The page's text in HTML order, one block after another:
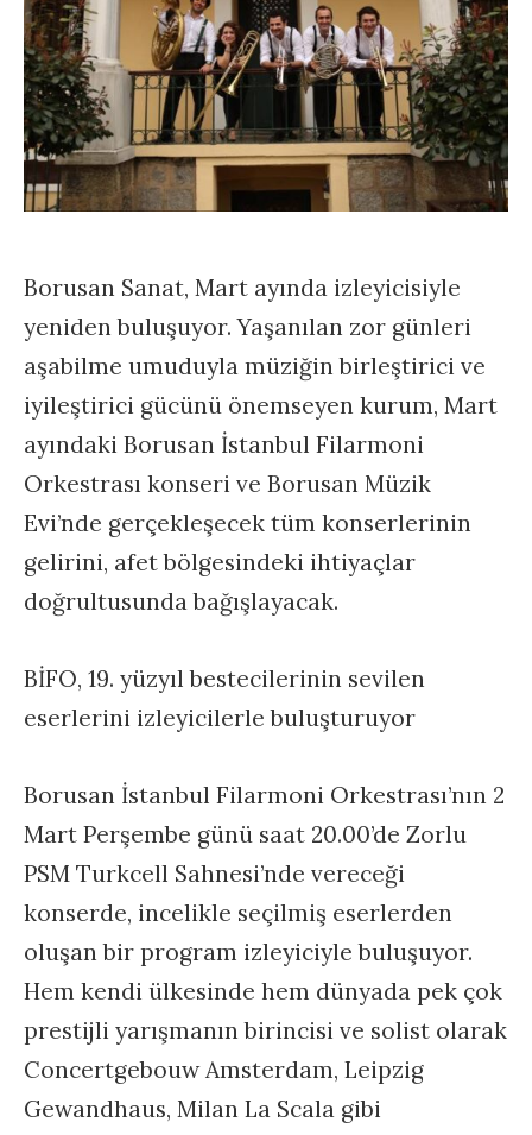
Borusan Sanat, Mart ayında izleyicisiyle
yeniden buluşuyor. Yaşanılan zor günleri
aşabilme umuduyla müziğin birleştirici ve
iyileştirici gücünü önemseyen kurum, Mart
ayındaki Borusan İstanbul Filarmoni
Orkestrası konseri ve Borusan Müzik
Evi’nde gerçekleşecek tüm konserlerinin
gelirini, afet bölgesindeki ihtiyaçlar
doğrultusunda bağışlayacak.
BİFO, 19. yüzyıl bestecilerinin sevilen
eserlerini izleyicilerle buluşturuyor
Borusan İstanbul Filarmoni Orkestrası’nın 2
Mart Perşembe günü saat 20.00’de Zorlu
PSM Turkcell Sahnesi’nde vereceği
konserde, incelikle seçilmiş eserlerden
oluşan bir program izleyiciyle buluşuyor.
Hem kendi ülkesinde hem dünyada pek çok
prestijli yarışmanın birincisi ve solist olarak
Concertgebouw Amsterdam, Leipzig
Gewandhaus, Milan La Scala gibi